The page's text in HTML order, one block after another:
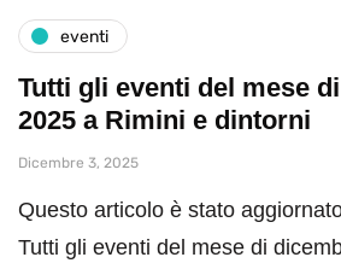
eventi
Tutti gli eventi del mese
2025 a Rimini e dintorni
Dicembre 3, 2025
Questo articolo è stato
Tutti gli eventi del mese di